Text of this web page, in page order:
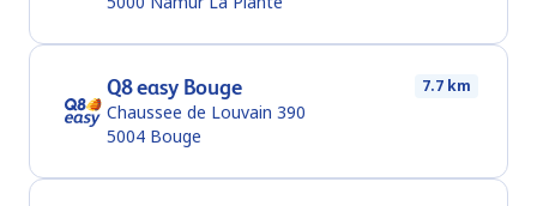
Q8 easy Bouge 7.7 km
Chaussee de Louvain 390
5004 Bouge